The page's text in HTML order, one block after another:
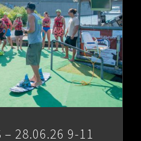
– 28.06.26 9-11